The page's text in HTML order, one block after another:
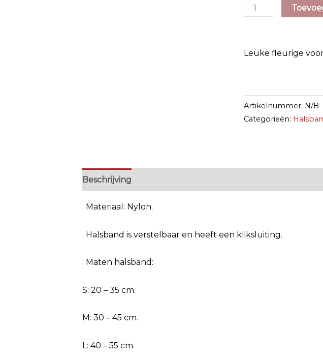
Halsband
Alfry
Leuke fleurige
Artikelnummer: N/B
Categorieën:
Beschrijving
. Materiaal: Nylon.
. Halsband is verstelbaar en heeft een kliksluiting.
. Maten halsband:
S: 20 – 35 cm.
M: 30 – 45 cm.
L: 40 – 55 cm.